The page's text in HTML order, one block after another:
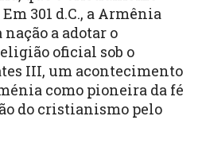
301 d.C., a Armênia
a adotar o
oficial sob o
III, um acontecimento
como pioneira da fé
do cristianismo pelo